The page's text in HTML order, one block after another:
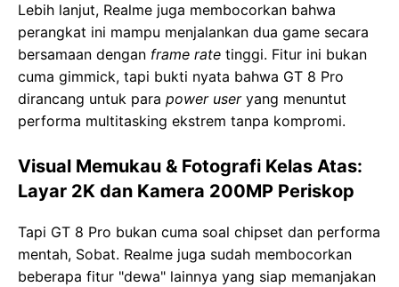
Lebih lanjut, Realme juga membocorkan bahwa
perangkat ini mampu menjalankan dua game secara
bersamaan dengan frame rate tinggi. Fitur ini bukan
cuma gimmick, tapi bukti nyata bahwa GT 8 Pro
dirancang untuk para power useryang menuntut
performa multitasking ekstrem tanpa kompromi.
Visual Memukau & Fotografi Kelas Atas:
Layar 2K dan Kamera 200MP Periskop
Tapi GT 8 Pro bukan cuma soal chipset dan performa
mentah, Sobat. Realme juga sudah membocorkan
beberapa fitur "dewa" lainnya yang siap memanjakan